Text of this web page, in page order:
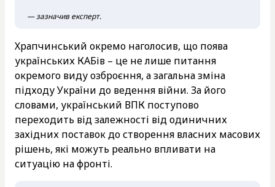
— зазначив експерт.
Храпчинський окремо наголосив, що поява
українських КАБів – це не лише питання
окремого виду озброєння, а загальна зміна
підходу України до ведення війни. За його
словами, український ВПК поступово
переходить від залежності від одиничних
західних поставок до створення власних масових
рішень, які можуть реально впливати на
ситуацію на фронті.